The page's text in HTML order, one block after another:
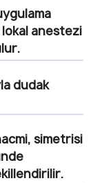
lokal anestezi
dudak
simetrisi